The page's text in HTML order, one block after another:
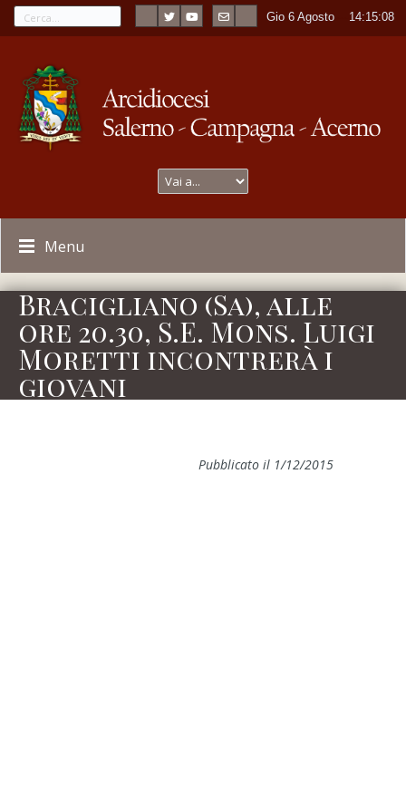
Gio 6 Agosto 14:15:08
Menu
Bracigliano (Sa), alle
ore 20.30, S.E. Mons. Luigi
Moretti incontrerà i
giovani
Pubblicato il 1/12/2015